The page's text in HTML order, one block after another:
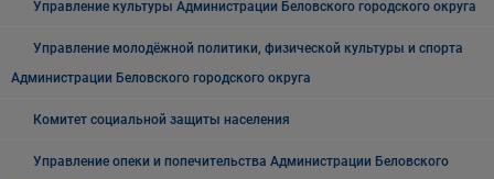
Управление культуры Администрации Беловского городского округа
Управление молодёжной политики, физической культуры и спорта
Администрации Беловского городского округа
Комитет социальной защиты населения
Управление опеки и попечительства Администрации Беловского